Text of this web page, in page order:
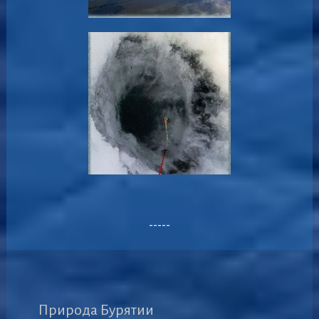
-----
Природа Бурятии